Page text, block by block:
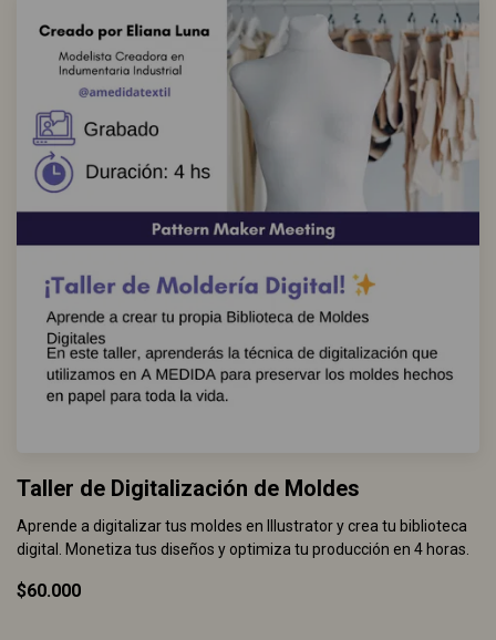
Taller de Digitalización de Moldes
Aprende a digitalizar tus moldes en Illustrator y crea tu biblioteca
digital. Monetiza tus diseños y optimiza tu producción en 4 horas.
$60.000